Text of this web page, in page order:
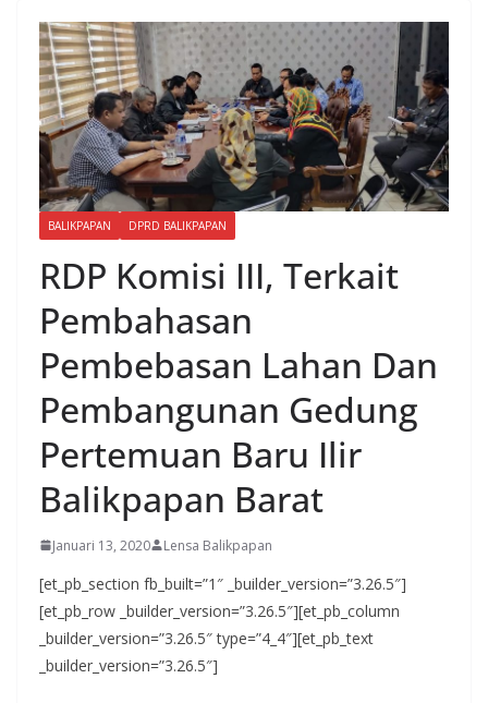
BALIKPAPAN DPRD BALIKPAPAN
RDP Komisi III, Terkait
Pembahasan
Pembebasan Lahan Dan
Pembangunan Gedung
Pertemuan Baru Ilir
Balikpapan Barat
Januari 13, 2020 Lensa Balikpapan
[et_pb_section fb_built=”1″ _builder_version=”3.26.5″]
[et_pb_row _builder_version=”3.26.5″][et_pb_column
_builder_version=”3.26.5″ type=”4_4″][et_pb_text
_builder_version=”3.26.5″]